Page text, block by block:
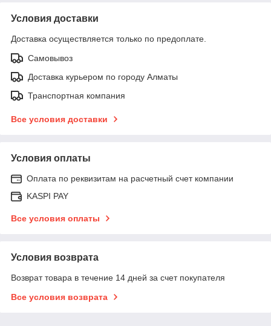
Условия доставки
Доставка осуществляется только по предоплате.
Самовывоз
Доставка курьером по городу Алматы
Транспортная компания
Все условия доставки
Условия оплаты
Оплата по реквизитам на расчетный счет компании
KASPI PAY
Все условия оплаты
Условия возврата
Возврат товара в течение 14 дней за счет покупателя
Все условия возврата